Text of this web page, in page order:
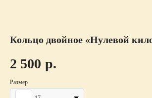
Кольцо двойное «Нулевой
2 500 р.
Размер